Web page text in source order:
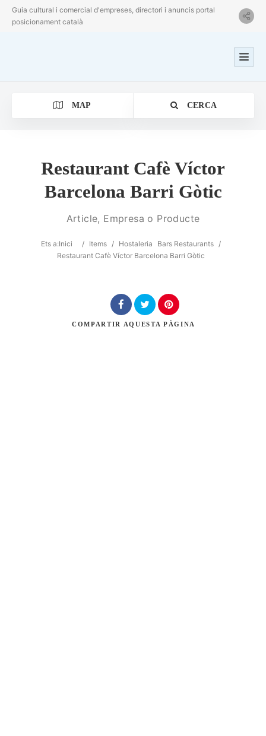
Guia cultural i comercial d'empreses, directori i anuncis portal
posicionament català
MAP CERCA
Categoria
Cerca
Restaurant Cafè Víctor
Barcelona Barri Gòtic
Article, Empresa o Producte
Ets a:Inici / Items / Hostaleria Bars Restaurants /
Restaurant Cafè Víctor Barcelona Barri Gòtic
COMPARTIR AQUESTA PÀGINA